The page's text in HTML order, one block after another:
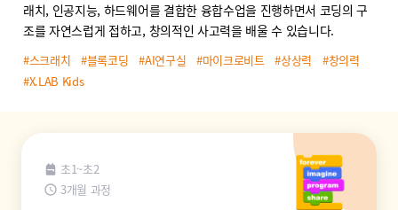
래치, 인공지능, 하드웨어를 결합한 융합수업을 진행하면서 코딩의 구
조를 자연스럽게 접하고, 창의적인 사고력을 배울 수 있습니다.
#스크래치 #블록코딩 #AI연구실 #마이크로비트 #상상력
#창의력
#X.LAB Kids
초1~초2
3개월 과정